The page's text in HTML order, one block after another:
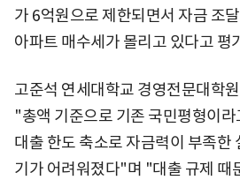
가 6억원으로 제한되면서 자금 조
아파트 매수세가 몰리고 있다고 평
고준석 연세대학교 경영전문대학
"총액 기준으로 기존 국민평형이
대출 한도 축소로 자금력이 부족한
기가 어려워졌다"며 "대출 규제 때